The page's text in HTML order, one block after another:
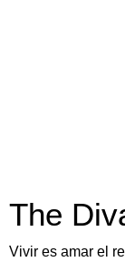
The
Vivir es amar el